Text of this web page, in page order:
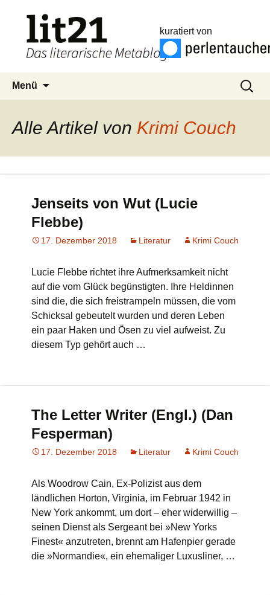
kuratiert von
Menü
Suchen
nach:
Alle Artikel von Krimi Couch
Jenseits von Wut (Lucie
Flebbe)
17. Dezember 2018 Literatur Krimi Couch
Lucie Flebbe richtet ihre Aufmerksamkeit nicht
auf die vom Glück begünstigten. Ihre Heldinnen
sind die, die sich freistrampeln müssen, die vom
Schicksal gebeutelt wurden und deren Leben
ein paar Haken und Ösen zu viel aufweist. Zu
diesem Typ gehört auch …
The Letter Writer (Engl.) (Dan
Fesperman)
17. Dezember 2018 Literatur Krimi Couch
Als Woodrow Cain, Ex-Polizist aus dem
ländlichen Horton, Virginia, im Februar 1942 in
New York ankommt, um dort – eher widerwillig –
seinen Dienst als Sergeant bei »New Yorks
Finest« anzutreten, brennt am Hafenpier gerade
die »Normandie«, ein ehemaliger Luxusliner, …